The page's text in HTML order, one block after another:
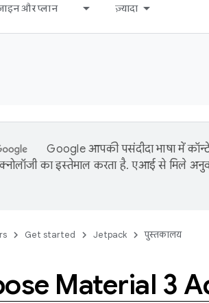
और प्लान ज़्यादा
Google आपकी पसंदीदा भाषा में
का इस्तेमाल करता है. एआई से मिले
Get started Jetpack पुस्तकालय
Material 3